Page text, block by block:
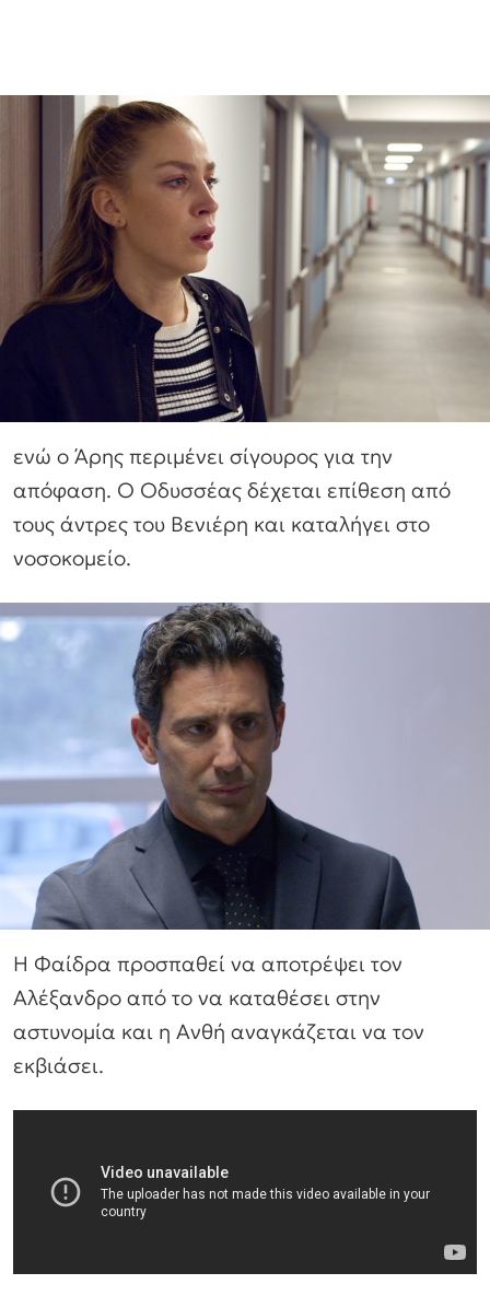
ενώ ο Άρης περιμένει σίγουρος για την
απόφαση. Ο Οδυσσέας δέχεται επίθεση από
τους άντρες του Βενιέρη και καταλήγει στο
νοσοκομείο.
Η Φαίδρα προσπαθεί να αποτρέψει τον
Αλέξανδρο από το να καταθέσει στην
αστυνομία και η Ανθή αναγκάζεται να τον
εκβιάσει.